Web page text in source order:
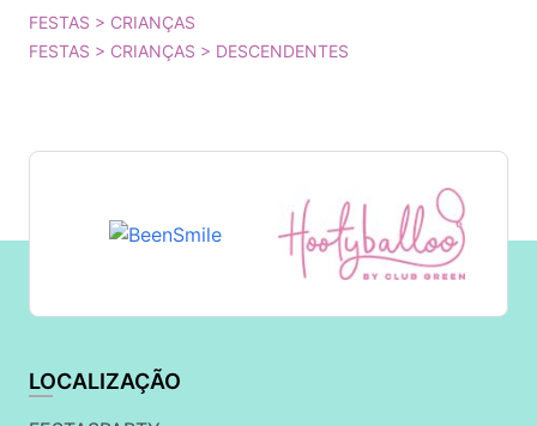
FESTAS > CRIANÇAS
FESTAS > CRIANÇAS > DESCENDENTES
LOCALIZAÇÃO